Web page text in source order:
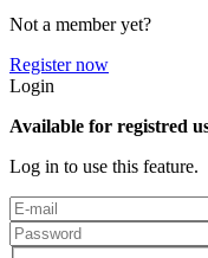
Not a member yet?
Register now
Login
Available for registred
Log in to use this feature.